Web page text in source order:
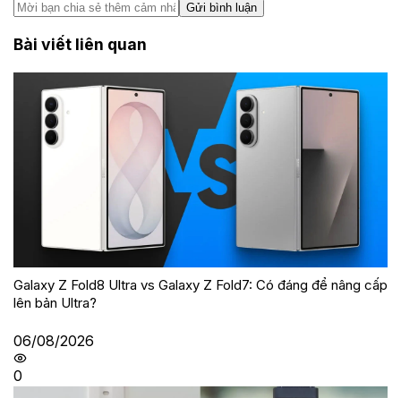
Gửi bình luận
Bài viết liên quan
Galaxy Z Fold8 Ultra vs Galaxy Z Fold7: Có đáng để nâng cấp
lên bản Ultra?
06/08/2026
0